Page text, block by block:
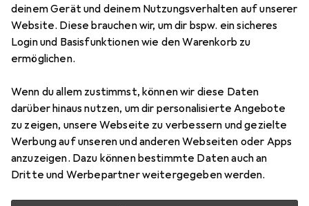
deinem Gerät und deinem Nutzungsverhalten auf unserer
Website. Diese brauchen wir, um dir bspw. ein sicheres
Login und Basisfunktionen wie den Warenkorb zu
ermöglichen.
Wenn du allem zustimmst, können wir diese Daten
darüber hinaus nutzen, um dir personalisierte Angebote
zu zeigen, unsere Webseite zu verbessern und gezielte
Werbung auf unseren und anderen Webseiten oder Apps
anzuzeigen. Dazu können bestimmte Daten auch an
Dritte und Werbepartner weitergegeben werden.
13 Bilder
−7%
HamaMW-600
Kabellos
Preis in EUR inkl. MwSt.
EUR
22,45
Schneller lieferbar